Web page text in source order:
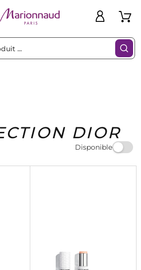
Marques Idées
Cadeaux
Bons
Plans
DIOR
Disponible
Filtres